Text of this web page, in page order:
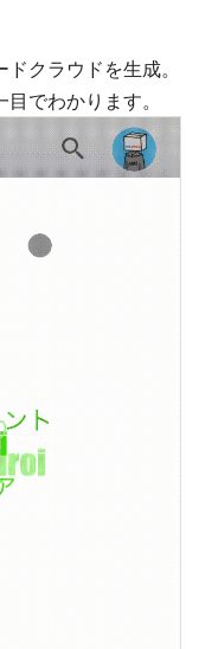
クラウドを生成。
でわかります。